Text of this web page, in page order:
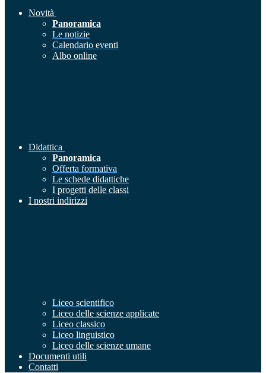
Novità
Panoramica
Le notizie
Calendario eventi
Albo online
Didattica
Panoramica
Offerta formativa
Le schede didattiche
I progetti delle classi
I nostri indirizzi
Liceo scientifico
Liceo delle scienze applicate
Liceo classico
Liceo linguistico
Liceo delle scienze umane
Documenti utili
Contatti